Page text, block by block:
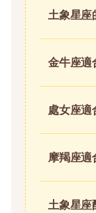
土象星座
金牛座適
處女座適
摩羯座適
土象星座